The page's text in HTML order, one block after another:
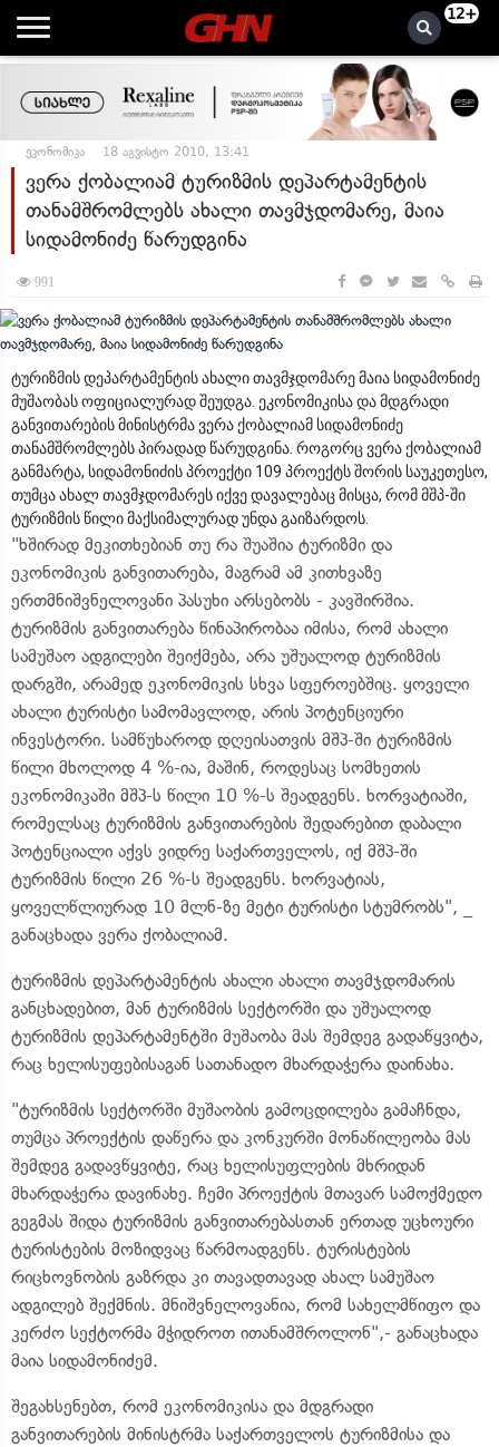
12+
ეკონომიკა 18 აგვისტო 2010, 13:41
ვერა ქობალიამ ტურიზმის დეპარტამენტის
თანამშრომლებს ახალი თავმჯდომარე, მაია
სიდამონიძე წარუდგინა
991
ტურიზმის დეპარტამენტის ახალი თავმჯდომარე მაია სიდამონიძე
მუშაობას ოფიციალურად შეუდგა. ეკონომიკისა და მდგრადი
განვითარების მინისტრმა ვერა ქობალიამ სიდამონიძე
თანამშრომლებს პირადად წარუდგინა. როგორც ვერა ქობალიამ
განმარტა, სიდამონიძის პროექტი 109 პროექტს შორის საუკეთესო,
თუმცა ახალ თავმჯდომარეს იქვე დავალებაც მისცა, რომ მშპ-ში
ტურიზმის წილი მაქსიმალურად უნდა გაიზარდოს.
"ხშირად მეკითხებიან თუ რა შუაშია ტურიზმი და
ეკონომიკის განვითარება, მაგრამ ამ კითხვაზე
ერთმნიშვნელოვანი პასუხი არსებობს - კავშირშია.
ტურიზმის განვითარება წინაპირობაა იმისა, რომ ახალი
სამუშაო ადგილები შეიქმება, არა უშუალოდ ტურიზმის
დარგში, არამედ ეკონომიკის სხვა სფეროებშიც. ყოველი
ახალი ტურისტი სამომავლოდ, არის პოტენციური
ინვესტორი. სამწუხაროდ დღეისათვის მშპ-ში ტურიზმის
წილი მხოლოდ 4 %-ია, მაშინ, როდესაც სომხეთის
ეკონომიკაში მშპ-ს წილი 10 %-ს შეადგენს. ხორვატიაში,
რომელსაც ტურიზმის განვითარების შედარებით დაბალი
პოტენციალი აქვს ვიდრე საქართველოს, იქ მშპ-ში
ტურიზმის წილი 26 %-ს შეადგენს. ხორვატიას,
ყოველწლიურად 10 მლნ-ზე მეტი ტურისტი სტუმრობს", _
განაცხადა ვერა ქობალიამ.
ტურიზმის დეპარტამენტის ახალი ახალი თავმჯდომარის
განცხადებით, მან ტურიზმის სექტორში და უშუალოდ
ტურიზმის დეპარტამენტში მუშაობა მას შემდეგ გადაწყვიტა,
რაც ხელისუფებისაგან სათანადო მხარდაჭერა დაინახა.
"ტურიზმის სექტორში მუშაობის გამოცდილება გამაჩნდა,
თუმცა პროექტის დაწერა და კონკურში მონაწილეობა მას
შემდეგ გადავწყვიტე, რაც ხელისუფლების მხრიდან
მხარდაჭერა დავინახე. ჩემი პროექტის მთავარ სამოქმედო
გეგმას შიდა ტურიზმის განვითარებასთან ერთად უცხოური
ტურისტების მოზიდვაც წარმოადგენს. ტურისტების
რიცხოვნობის გაზრდა კი თავადთავად ახალ სამუშაო
ადგილებ შექმნის. მნიშვნელოვანია, რომ სახელმწიფო და
კერძო სექტორმა მჭიდროთ ითანამშროლონ",- განაცხადა
მაია სიდამონიძემ.
შეგახსენებთ, რომ ეკონომიკისა და მდგრადი
განვითარების მინისტრმა საქართველოს ტურიზმისა და